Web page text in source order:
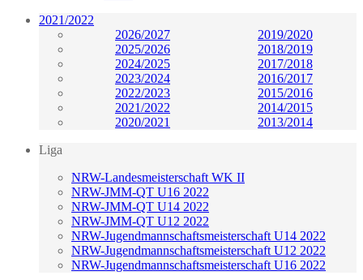
2021/2022
2026/2027
2019/2020
2025/2026
2018/2019
2024/2025
2017/2018
2023/2024
2016/2017
2022/2023
2015/2016
2021/2022
2014/2015
2020/2021
2013/2014
Liga
NRW-Landesmeisterschaft WK II
NRW-JMM-QT U16 2022
NRW-JMM-QT U14 2022
NRW-JMM-QT U12 2022
NRW-Jugendmannschaftsmeisterschaft U14 2022
NRW-Jugendmannschaftsmeisterschaft U12 2022
NRW-Jugendmannschaftsmeisterschaft U16 2022